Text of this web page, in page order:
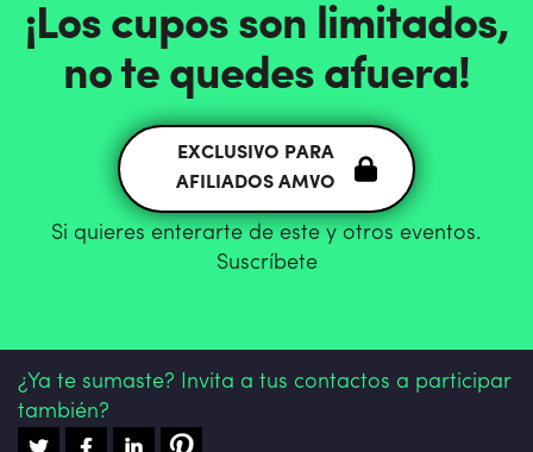
¡Los cupos son limitados,
no te quedes afuera!
EXCLUSIVO PARA
AFILIADOS AMVO
Si quieres enterarte de este y otros eventos.
Suscríbete
¿Ya te sumaste? Invita a tus contactos a participar
también?